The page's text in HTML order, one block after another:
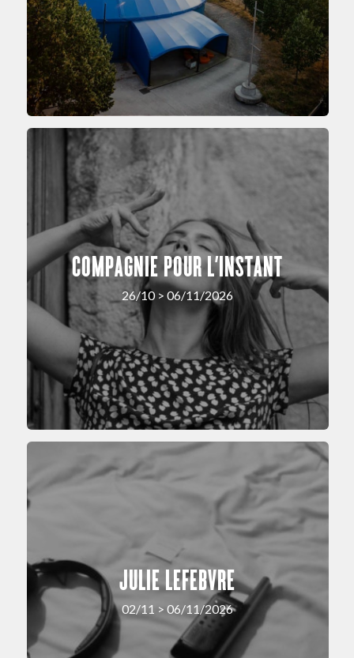
COMPAGNIE POUR L’INSTANT
26/10 > 06/11/2026
JULIE LEFEBVRE
02/11 > 06/11/2026